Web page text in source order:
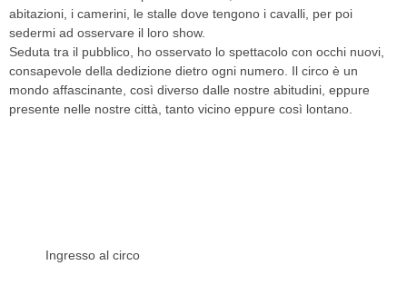
abitazioni, i camerini, le stalle dove tengono i cavalli, per poi
sedermi ad osservare il loro show.
Seduta tra il pubblico, ho osservato lo spettacolo con occhi nuovi,
consapevole della dedizione dietro ogni numero. Il circo è un
mondo affascinante, così diverso dalle nostre abitudini, eppure
presente nelle nostre città, tanto vicino eppure così lontano.
Ingresso al circo